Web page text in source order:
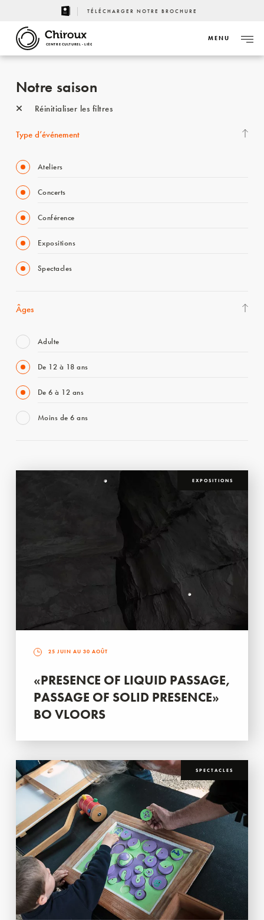
TÉLÉCHARGER NOTRE BROCHURE
CENTRE CULTUREL - LIÈGE
MENU
Notre saison
Réinitialiser les filtres
Type d’événement
Ateliers
Concerts
Conférence
Expositions
Spectacles
Âges
Adulte
De 12 à 18 ans
De 6 à 12 ans
Moins de 6 ans
EXPOSITIONS
25 JUIN AU 30 AOÛT
«PRESENCE OF LIQUID PASSAGE,
PASSAGE OF SOLID PRESENCE»
BO VLOORS
SPECTACLES